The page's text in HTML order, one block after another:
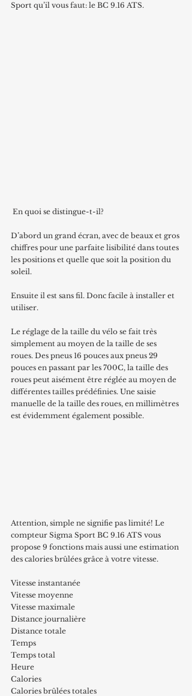
Sport qu’il vous faut: le BC 9.16 ATS.
En quoi se distingue-t-il?
D’abord un grand écran, avec de beaux et gros
chiffres pour une parfaite lisibilité dans toutes
les positions et quelle que soit la position du
soleil.
Ensuite il est sans fil. Donc facile à installer et
utiliser.
Le réglage de la taille du vélo se fait très
simplement au moyen de la taille de ses
roues. Des pneus 16 pouces aux pneus 29
pouces en passant par les 700C, la taille des
roues peut aisément être réglée au moyen de
différentes tailles prédéfinies. Une saisie
manuelle de la taille des roues, en millimètres
est évidemment également possible.
Attention, simple ne signifie pas limité! Le
compteur Sigma Sport BC 9.16 ATS vous
propose 9 fonctions mais aussi une estimation
des calories brûlées grâce à votre vitesse.
Vitesse instantanée
Vitesse moyenne
Vitesse maximale
Distance journalière
Distance totale
Temps
Temps total
Heure
Calories
Calories brûlées totales